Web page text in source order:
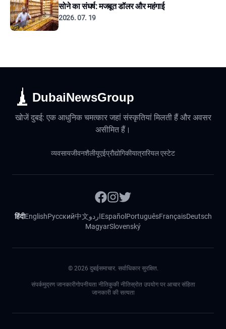
सोने का संघर्ष: मजबूत डॉलर और महंगाई
2026. 07. 19
DubaiNewsGroup
खोजें दुबई: एक आधुनिक चमत्कार जहां संस्कृतियां मिलती हैं और अवसर
असीमित हैं।
व्यवसायजीवनशैलीयूएईप्रौद्योगिकीयात्रारियल एस्टेट
हिंदीEnglishРусский中文اردوEspañol PortuguêsFrançaisDeutsch
MagyarSlovenský
© 2026 दुबईसमाचार. सर्वाधिकार सुरक्षित.
संपर्कमुद्रण जानकारीगोपनीयता नीतिकुकी नीतिस्रोत उपयोग पर आचार संहिता
जानकारी की सत्यता